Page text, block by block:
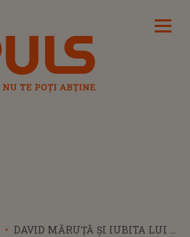
DAVID MĂRUȚĂ ȘI IUBITA LUI S-